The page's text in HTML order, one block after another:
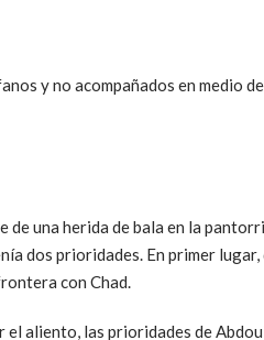
y no acompañados en medio
una herida de bala en la
dos prioridades. En primer
con Chad.
aliento, las prioridades de